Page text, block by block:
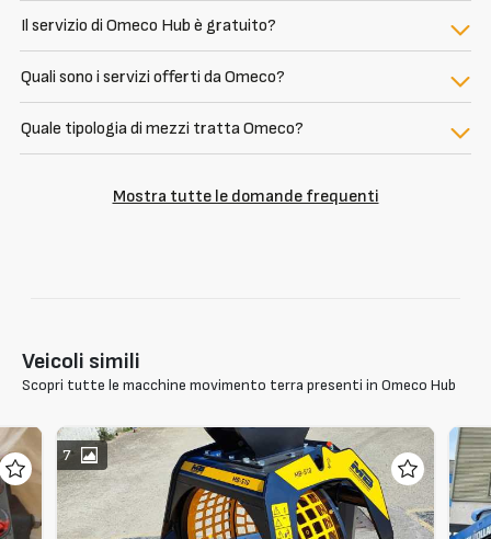
Il servizio di Omeco Hub è gratuito?
Quali sono i servizi offerti da Omeco?
Quale tipologia di mezzi tratta Omeco?
Mostra tutte le domande frequenti
Veicoli simili
Scopri tutte le macchine movimento terra presenti in Omeco Hub
7